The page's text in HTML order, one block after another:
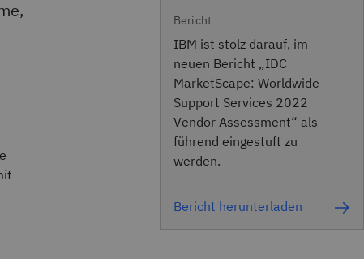
Bericht
IBM ist stolz darauf, im
neuen Bericht „IDC
MarketScape: Worldwide
Support Services 2022
Vendor Assessment“ als
führend eingestuft zu
werden.
Bericht herunterladen